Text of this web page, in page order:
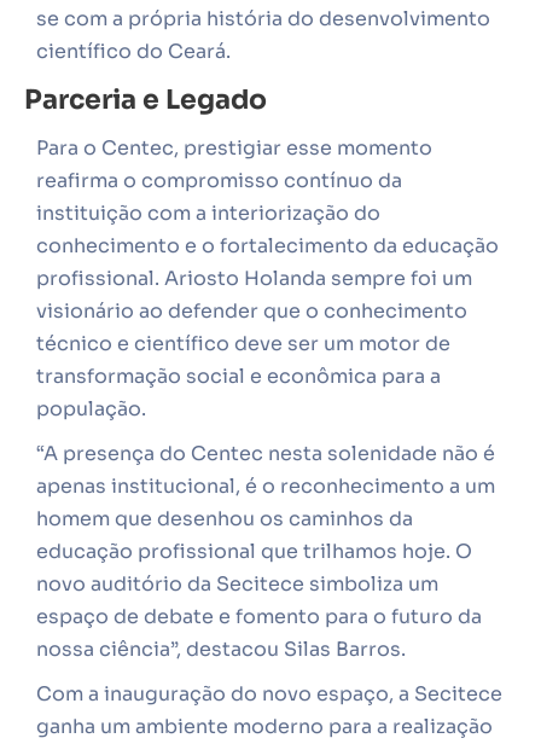
se com a própria história do desenvolvimento
científico do Ceará.
Parceria e Legado
Para o Centec, prestigiar esse momento
reafirma o compromisso contínuo da
instituição com a interiorização do
conhecimento e o fortalecimento da educação
profissional. Ariosto Holanda sempre foi um
visionário ao defender que o conhecimento
técnico e científico deve ser um motor de
transformação social e econômica para a
população.
“A presença do Centec nesta solenidade não é
apenas institucional, é o reconhecimento a um
homem que desenhou os caminhos da
educação profissional que trilhamos hoje. O
novo auditório da Secitece simboliza um
espaço de debate e fomento para o futuro da
nossa ciência”, destacou Silas Barros.
Com a inauguração do novo espaço, a Secitece
ganha um ambiente moderno para a realização